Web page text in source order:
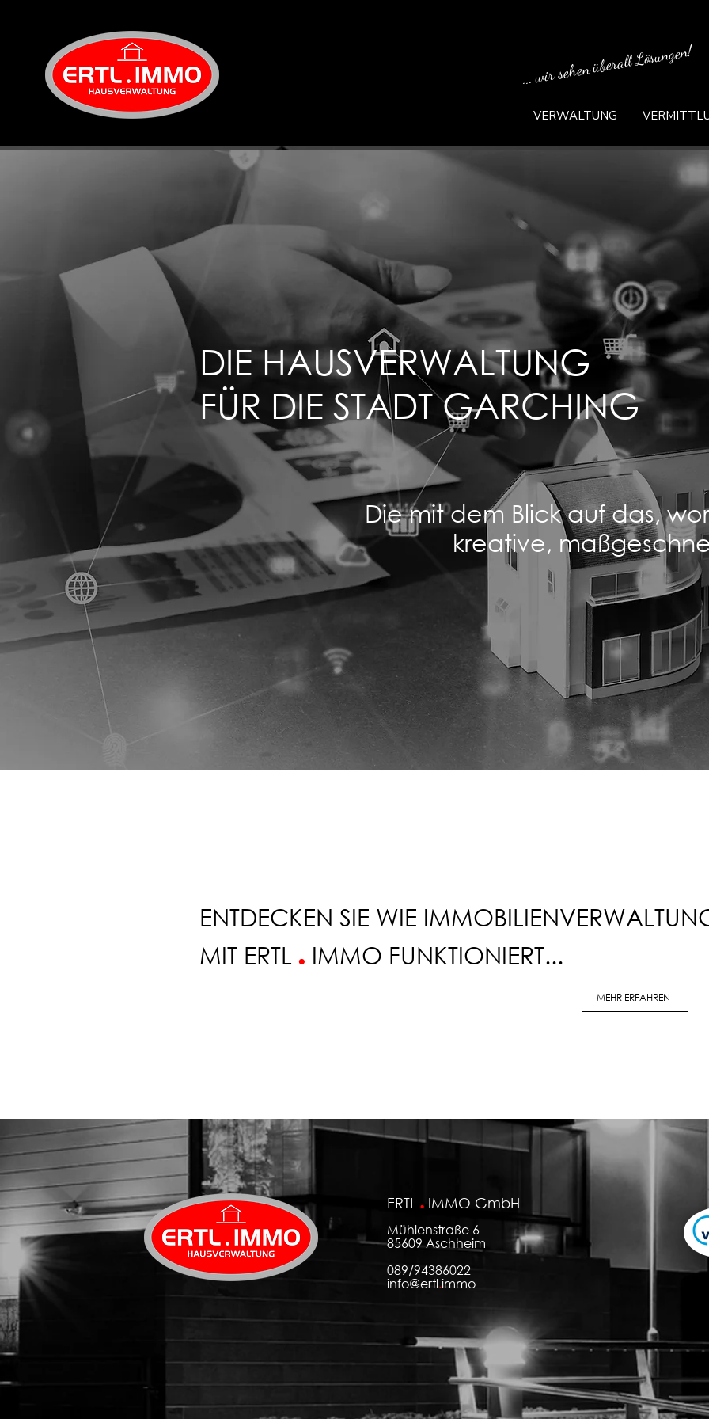
... wir sehen überall Lösungen!
VERWALTUNG
DIE HAUSVERWALTUNG
FÜR DIE STADT GARCHING
Die mit dem Blick auf das,
kreative,
ENTDECKEN SIE WIE
MIT ERTL . IMMO FUNKTIONIERT...
MEHR ERFAHREN
ERTL . IMMO GmbH
Mühlenstraße 6
85609 Aschheim
089/94386022
info@ertl.immo